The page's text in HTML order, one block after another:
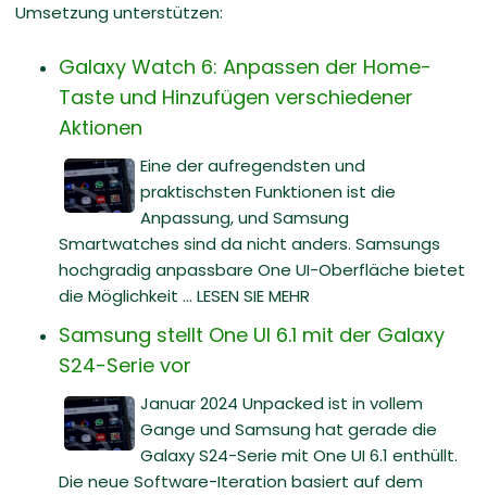
Umsetzung unterstützen:
Galaxy Watch 6: Anpassen der Home-
Taste und Hinzufügen verschiedener
Aktionen
Eine der aufregendsten und
praktischsten Funktionen ist die
Anpassung, und Samsung
Smartwatches sind da nicht anders. Samsungs
hochgradig anpassbare One UI-Oberfläche bietet
die Möglichkeit ... LESEN SIE MEHR
Samsung stellt One UI 6.1 mit der Galaxy
S24-Serie vor
Januar 2024 Unpacked ist in vollem
Gange und Samsung hat gerade die
Galaxy S24-Serie mit One UI 6.1 enthüllt.
Die neue Software-Iteration basiert auf dem